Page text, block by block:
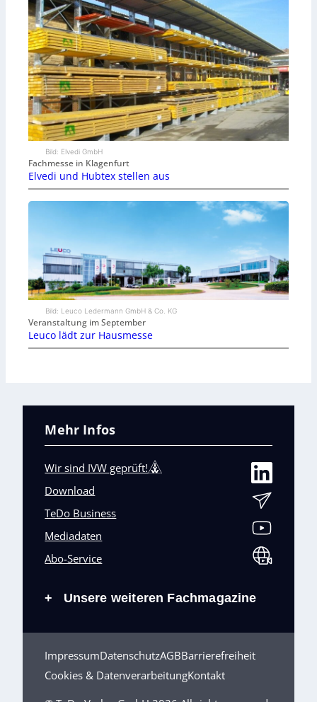
Bild: Elvedi GmbH
Fachmesse in Klagenfurt
Elvedi und Hubtex stellen aus
Bild: Leuco Ledermann GmbH & Co. KG
Veranstaltung im September
Leuco lädt zur Hausmesse
Mehr Infos
Wir sind IVW geprüft!
Download
TeDo Business
Mediadaten
Abo-Service
+ Unsere weiteren Fachmagazine
ImpressumDatenschutzAGBBarrierefreiheit
Cookies & DatenverarbeitungKontakt